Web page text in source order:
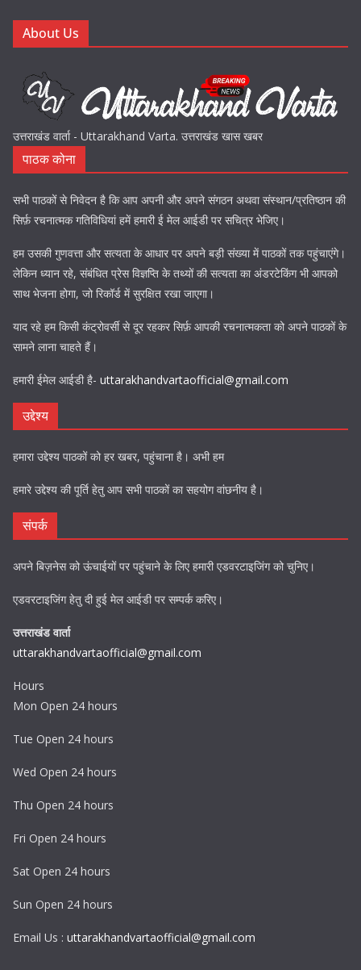
About Us
उत्तराखंड वार्ता - Uttarakhand Varta. उत्तराखंड खास खबर
पाठक कोना
सभी पाठकों से निवेदन है कि आप अपनी और अपने संगठन अथवा संस्थान/प्रतिष्ठान की
सिर्फ़ रचनात्मक गतिविधियां हमें हमारी ई मेल आईडी पर सचित्र भेजिए।
हम उसकी गुणवत्ता और सत्यता के आधार पर अपने बड़ी संख्या में पाठकों तक पहुंचाएंगे।
लेकिन ध्यान रहे, संबंधित प्रेस विज्ञप्ति के तथ्यों की सत्यता का अंडरटेकिंग भी आपको
साथ भेजना होगा, जो रिकॉर्ड में सुरक्षित रखा जाएगा।
याद रहे हम किसी कंट्रोवर्सी से दूर रहकर सिर्फ़ आपकी रचनात्मकता को अपने पाठकों के
सामने लाना चाहते हैं।
हमारी ईमेल आईडी है- uttarakhandvartaofficial@gmail.com
उद्देश्य
हमारा उद्देश्य पाठकों को हर खबर, पहुंचाना है। अभी हम
हमारे उद्देश्य की पूर्ति हेतु आप सभी पाठकों का सहयोग वांछनीय है।
संपर्क
अपने बिज़नेस को ऊंचाईयों पर पहुंचाने के लिए हमारी एडवरटाइजिंग को चुनिए।
एडवरटाइजिंग हेतु दी हुई मेल आईडी पर सम्पर्क करिए।
उत्तराखंड वार्ता
uttarakhandvartaofficial@gmail.com
Hours
Mon Open 24 hours
Tue Open 24 hours
Wed Open 24 hours
Thu Open 24 hours
Fri Open 24 hours
Sat Open 24 hours
Sun Open 24 hours
Email Us : uttarakhandvartaofficial@gmail.com